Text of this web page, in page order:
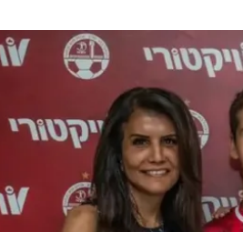
ליגה סינית
ליגה ברזילאית
ליגות נוספות